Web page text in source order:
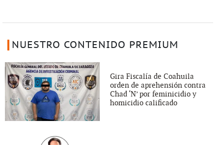
NUESTRO CONTENIDO PREMIUM
Gira Fiscalía de Coahuila
orden de aprehensión contra
Chad ‘N’ por feminicidio y
homicidio calificado